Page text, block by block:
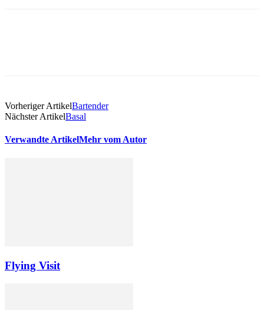
Vorheriger ArtikelBartender
Nächster ArtikelBasal
Verwandte ArtikelMehr vom Autor
Flying Visit